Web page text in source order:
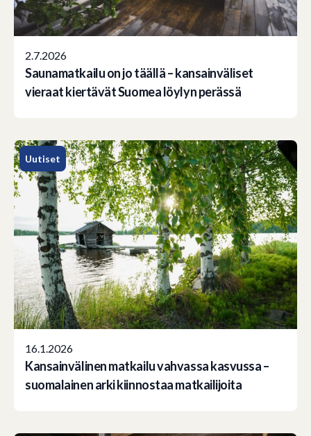
2.7.2026
Saunamatkailu on jo täällä – kansainväliset
vieraat kiertävät Suomea löylyn perässä
Uutiset
16.1.2026
Kansainvälinen matkailu vahvassa kasvussa –
suomalainen arki kiinnostaa matkailijoita